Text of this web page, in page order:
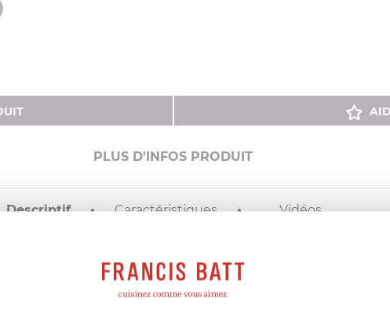
PLUS D'INFOS PRODUIT
Descriptif Caractéristiques Vidéos
DESCRIPTIF
d’un bord droit.
des sphères en crème pour réaliser des décors